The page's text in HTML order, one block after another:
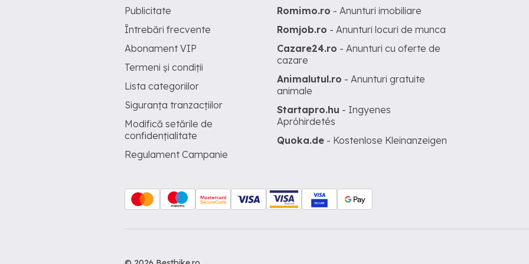
Publicitate
Întrebări frecvente
Abonament VIP
Termeni și condiții
Lista categoriilor
Siguranța tranzacțiilor
Modifică setările de
confidențialitate
Regulament Campanie
Romimo.ro - Anunturi imobiliare
Romjob.ro - Anunturi locuri de munca
Cazare24.ro - Anunturi cu oferte de
cazare
Animalutul.ro - Anunturi gratuite
animale
Startapro.hu - Ingyenes
Apróhirdetés
Quoka.de - Kostenlose Kleinanzeigen